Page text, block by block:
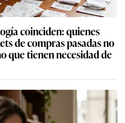
coinciden: quienes
de compras pasadas no
que tienen necesidad de